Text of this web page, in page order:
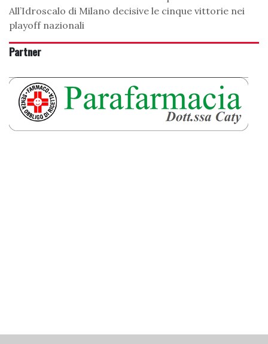
All’Idroscalo di Milano decisive le cinque vittorie nei
playoff nazionali
Partner